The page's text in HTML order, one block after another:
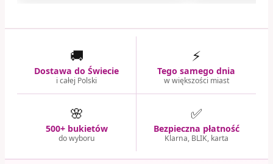
🚚
Dostawa do Świecie
i całej Polski
⚡
Tego samego dnia
w większości miast
🌸
500+ bukietów
do wyboru
✅
Bezpieczna płatność
Klarna, BLIK, karta